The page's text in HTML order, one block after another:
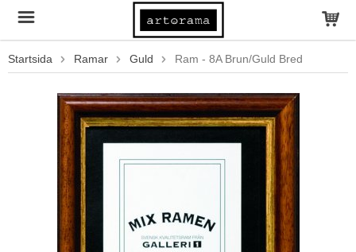
Startsida Ramar Guld Ram - 8A Brun/Guld Bred